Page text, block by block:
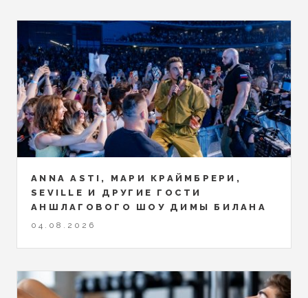
ANNA ASTI, МАРИ КРАЙМБРЕРИ,
SEVILLE И ДРУГИЕ ГОСТИ
АНШЛАГОВОГО ШОУ ДИМЫ БИЛАНА
04.08.2026